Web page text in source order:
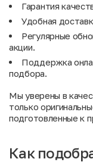
Гарантия
Удобная
Регулярные
акции.
Поддержка
подбора.
Мы уверены в
только
подготовленные к
Как